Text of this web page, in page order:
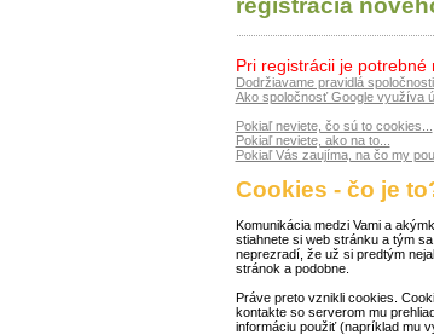
registrácia
Pri registrácii je potrebné
Dodržiavame pravidlá
Ako spoločnosť Google využíva
Pokiaľ neviete, čo sú to cookies...
Pokiaľ neviete, ako na to...
Pokiaľ Vás zaujíma, na čo my
Cookies - čo je
Komunikácia medzi Vami a
stiahnete si web stránku a tým
neprezradí, že už si predtým
stránok a podobne.
Práve preto vznikli cookies.
kontakte so serverom mu
informáciu použiť (napríklad mu